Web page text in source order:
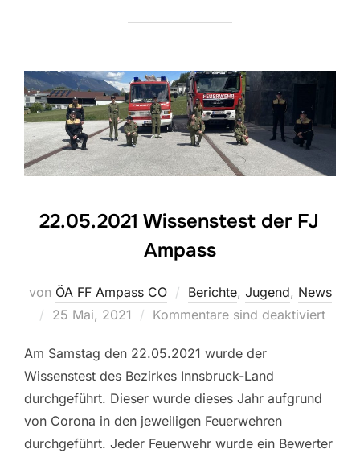
22.05.2021 Wissenstest der FJ
Ampass
von ÖA FF Ampass CO Berichte, Jugend, News
Veröffentlicht
25 Mai, 2021 Kommentare sind deaktiviert
Am Samstag den 22.05.2021 wurde der
Wissenstest des Bezirkes Innsbruck-Land
durchgeführt. Dieser wurde dieses Jahr aufgrund
von Corona in den jeweiligen Feuerwehren
durchgeführt. Jeder Feuerwehr wurde ein Bewerter